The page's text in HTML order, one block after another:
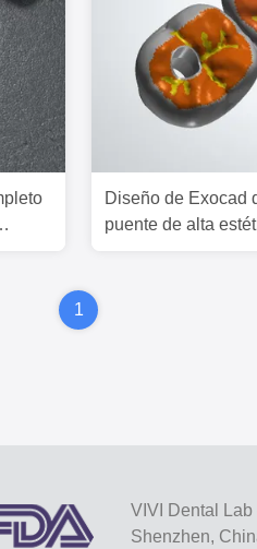
Diseño de Exocad
puente de alta
1
VIVI Dental Lab
Shenzhen,